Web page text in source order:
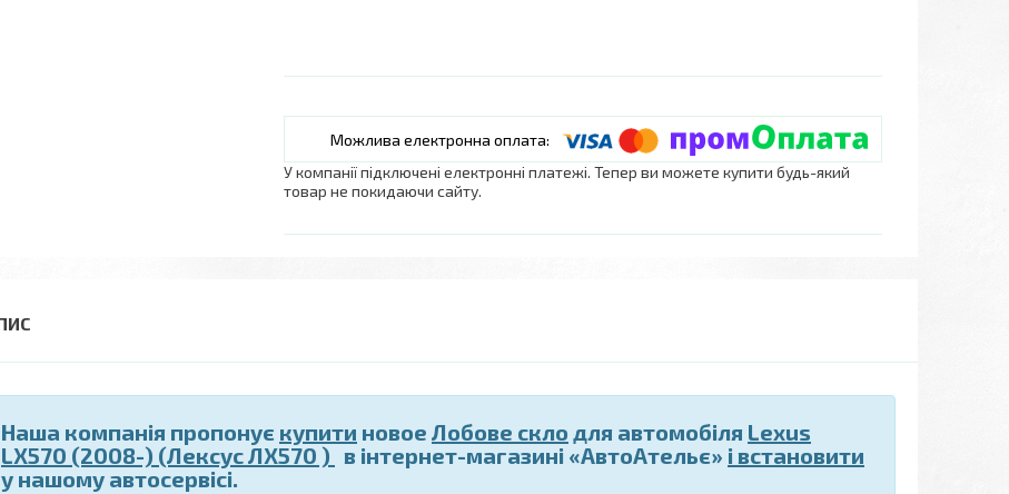
У компанії підключені електронні платежі. Тепер ви можете купити будь-який
товар не покидаючи сайту.
Наша компанія пропонує купити новое Лобове скло для автомобіля Lexus
LX570 (2008-) (Лексус ЛХ570 ) в інтернет-магазині «АвтоАтельє» і встановити
у нашому автосервісі.